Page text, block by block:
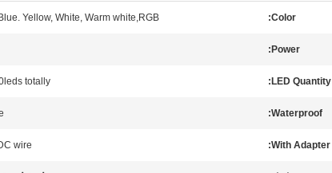
Color:
Yellow, White, Warm white,RGB
Power:
LED Quantity:
totally
Waterproof:
With Adapter:
wire